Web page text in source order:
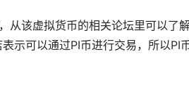
从该虚拟货币的相关论坛里可以了
示可以通过PI币进行交易，所以PI